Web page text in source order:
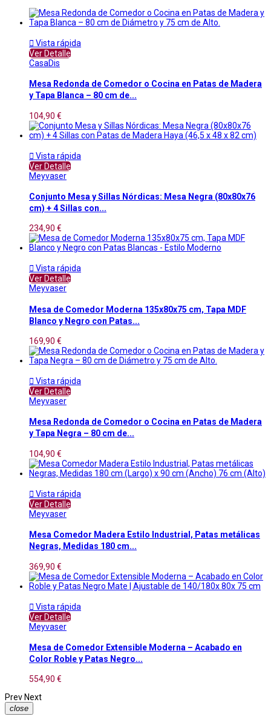
 Vista rápida
Ver Detalle
CasaDis
Mesa Redonda de Comedor o Cocina en Patas de Madera
y Tapa Blanca – 80 cm de...
104,90 €
 Vista rápida
Ver Detalle
Meyvaser
Conjunto Mesa y Sillas Nórdicas: Mesa Negra (80x80x76
cm) + 4 Sillas con...
234,90 €
 Vista rápida
Ver Detalle
Meyvaser
Mesa de Comedor Moderna 135x80x75 cm, Tapa MDF
Blanco y Negro con Patas...
169,90 €
 Vista rápida
Ver Detalle
Meyvaser
Mesa Redonda de Comedor o Cocina en Patas de Madera
y Tapa Negra – 80 cm de...
104,90 €
 Vista rápida
Ver Detalle
Meyvaser
Mesa Comedor Madera Estilo Industrial, Patas metálicas
Negras, Medidas 180 cm...
369,90 €
 Vista rápida
Ver Detalle
Meyvaser
Mesa de Comedor Extensible Moderna – Acabado en
Color Roble y Patas Negro...
554,90 €
Prev Next
close